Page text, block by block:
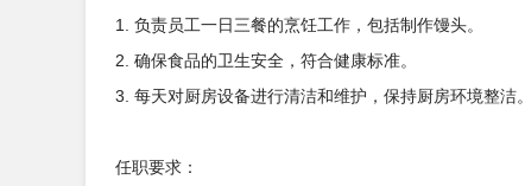
1. 负责员工一日三餐的烹饪工作，包括制作馒头。
2. 确保食品的卫生安全，符合健康标准。
3. 每天对厨房设备进行清洁和维护，保持厨房环境整洁。
任职要求：